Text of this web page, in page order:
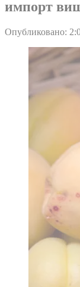
импорт
Опубликовано: